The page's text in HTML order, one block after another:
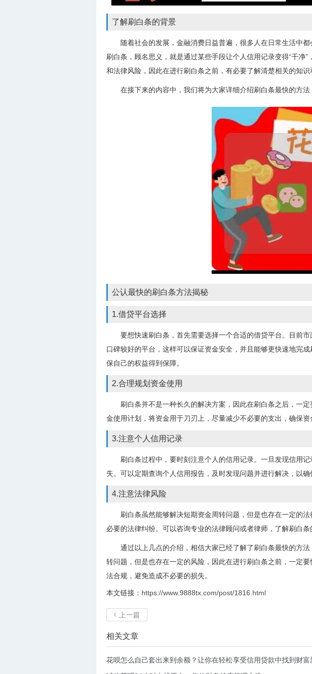
了解刷白条的背景
随着社会的发展，金融消费日益普遍，很多人在日常生活中
刷白条，顾名思义，就是通过某些手段让个人信用记录变得“干
和法律风险，因此在进行刷白条之前，有必要了解清楚相关的知识
在接下来的内容中，我们将为大家详细介绍刷白条最快的方
公认最快的刷白条方法揭秘
1.借贷平台选择
要想快速刷白条，首先需要选择一个合适的借贷平台。目前
口碑较好的平台，这样可以保证资金安全，并且能够更快速地完
保自己的权益得到保障。
2.合理规划资金使用
刷白条并不是一种长久的解决方案，因此在刷白条之后，一
金使用计划，将资金用于刀刃上，尽量减少不必要的支出，确保
3.注意个人信用记录
刷白条过程中，要时刻注意个人的信用记录。一旦发现信用
失。可以定期查询个人信用报告，及时发现问题并进行解决，以确
4.注意法律风险
刷白条虽然能够解决短期资金周转问题，但是也存在一定的
必要的法律纠纷。可以咨询专业的法律顾问或者律师，了解刷白
通过以上几点的介绍，相信大家已经了解了刷白条最快的方
转问题，但是也存在一定的风险，因此在进行刷白条之前，一定
法合规，避免造成不必要的损失。
本文链接： https://www.9888tx.com/post/1816.html
 上一篇
相关文章